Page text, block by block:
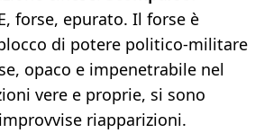
forse, epurato. Il forse è
di potere politico-militare
opaco e impenetrabile nel
vere e proprie, si sono
riapparizioni.